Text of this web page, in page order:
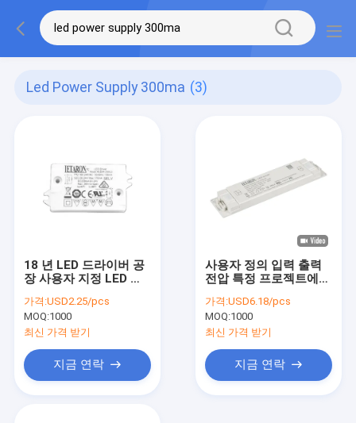
Led Power Supply 300ma (3)
18 년 LED 드라이버 공
장 사용자 지정 LED 전
51.5x33x17 유니버설
LED 드라이버
LETARON 170/300mA
3.6/4W
가격:USD2.25/pcs
MOQ:1000
최신 가격 받기
지금 연락
사용자 정의 입력 출력
전압 특정 프로젝트에
러 램프 US 레타론 LED
드라이버, 단일 출력
12V LED 드라이버
가격:USD6.18/pcs
MOQ:1000
최신 가격 받기
지금 연락